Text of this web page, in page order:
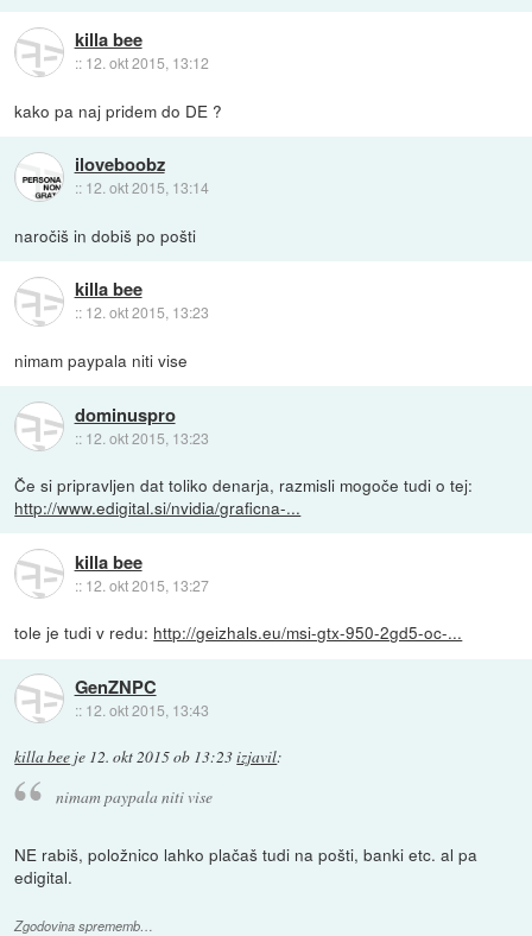
killa bee
:: 12. okt 2015, 13:12
kako pa naj pridem do DE ?
iloveboobz
:: 12. okt 2015, 13:14
naročiš in dobiš po pošti
killa bee
:: 12. okt 2015, 13:23
nimam paypala niti vise
dominuspro
:: 12. okt 2015, 13:23
Če si pripravljen dat toliko denarja, razmisli mogoče tudi o tej:
http://www.edigital.si/nvidia/graficna-...
killa bee
:: 12. okt 2015, 13:27
tole je tudi v redu: http://geizhals.eu/msi-gtx-950-2gd5-oc-...
GenZNPC
:: 12. okt 2015, 13:43
killa bee je 12. okt 2015 ob 13:23izjavil:
nimam paypala niti vise
NE rabiš, položnico lahko plačaš tudi na pošti, banki etc. al pa
edigital.
Zgodovina sprememb…